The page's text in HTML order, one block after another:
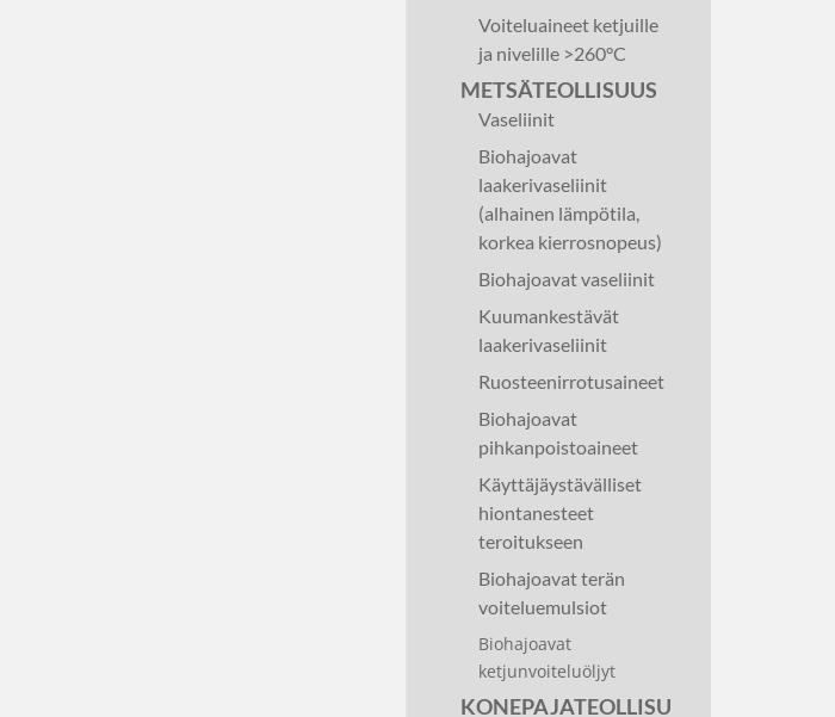
Voiteluaineet ketjuille
ja nivelille >260°C
METSÄTEOLLISUUS
Vaseliinit
Biohajoavat
laakerivaseliinit
(alhainen lämpötila,
korkea kierrosnopeus)
Biohajoavat vaseliinit
Kuumankestävät
laakerivaseliinit
Ruosteenirrotusaineet
Biohajoavat
pihkanpoistoaineet
Käyttäjäystävälliset
hiontanesteet
teroitukseen
Biohajoavat terän
voiteluemulsiot
Biohajoavat
ketjunvoiteluöljyt
KONEPAJATEOLLISU